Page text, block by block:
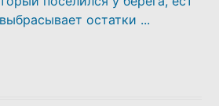
остатки ...